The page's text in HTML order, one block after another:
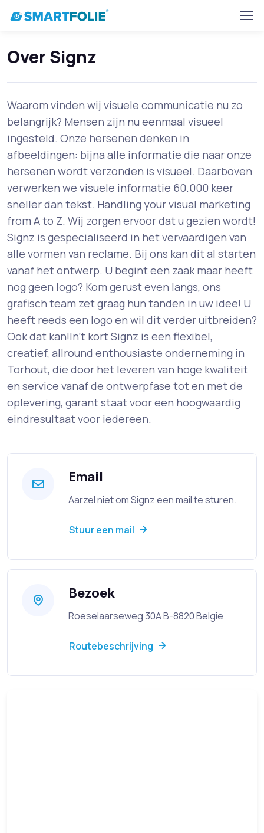
Home Dealers
Over Signz
Waarom vinden wij visuele communicatie nu zo
belangrijk? Mensen zijn nu eenmaal visueel
ingesteld. Onze hersenen denken in
afbeeldingen: bijna alle informatie die naar onze
hersenen wordt verzonden is visueel. Daarboven
verwerken we visuele informatie 60.000 keer
sneller dan tekst. Handling your visual marketing
from A to Z. Wij zorgen ervoor dat u gezien wordt!
Signz is gespecialiseerd in het vervaardigen van
alle vormen van reclame. Bij ons kan dit al starten
vanaf het ontwerp. U begint een zaak maar heeft
nog geen logo? Kom gerust even langs, ons
grafisch team zet graag hun tanden in uw idee! U
heeft reeds een logo en wil dit verder uitbreiden?
Ook dat kan! ​ In’t kort Signz is een flexibel,
creatief, allround enthousiaste onderneming in
Torhout, die door het leveren van hoge kwaliteit
en service vanaf de ontwerpfase tot en met de
oplevering, garant staat voor een hoogwaardig
eindresultaat voor iedereen.
Email
Aarzel niet om Signz een mail te sturen.
Stuur een mail
Bezoek
Roeselaarseweg 30A B-8820 Belgie
Routebeschrijving